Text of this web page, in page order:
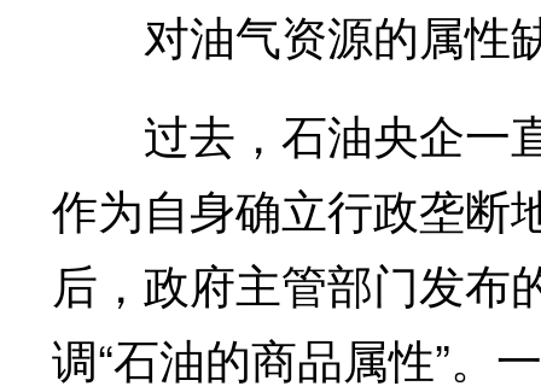
对油气资源的属性
过去，石油央企一
作为自身确立行政垄断
后，政府主管部门发布
调“石油的商品属性”。